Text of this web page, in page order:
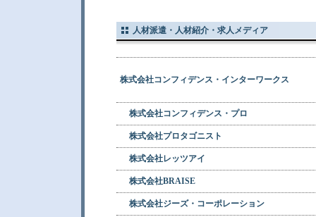
人材派遣・人材紹介・求人メディア
株式会社コンフィデンス・インターワークス
株式会社コンフィデンス・プロ
株式会社プロタゴニスト
株式会社レッツアイ
株式会社BRAISE
株式会社ジーズ・コーポレーション